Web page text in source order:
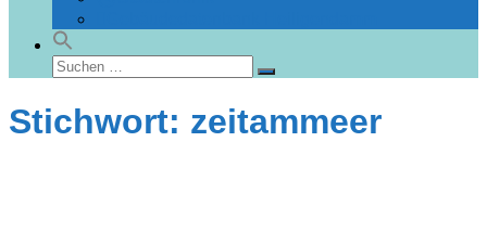
Suchen
nach:
Suchen
Stichwort: zeitammeer